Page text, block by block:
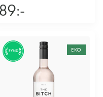
89:-
FYND EKO